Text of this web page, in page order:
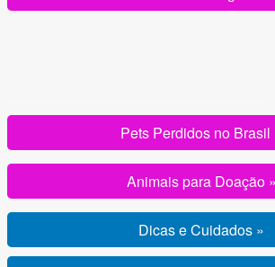
Pets Perdidos no Brasil
Animais para Doação »
Dicas e Cuidados »